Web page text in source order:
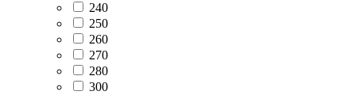
240
250
260
270
280
300